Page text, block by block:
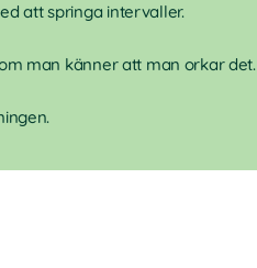
att springa intervaller.
man känner att man orkar det.